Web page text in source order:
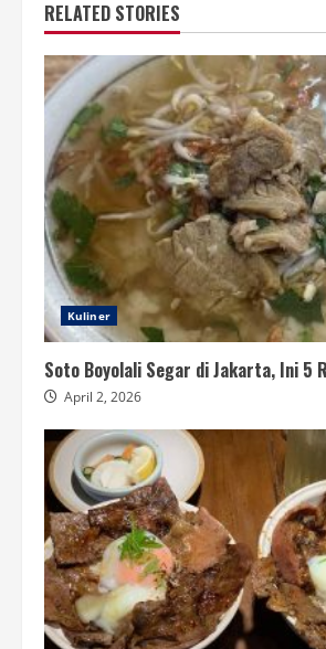
RELATED STORIES
Kuliner
Soto Boyolali Segar di Jakarta, Ini 5
April 2, 2026